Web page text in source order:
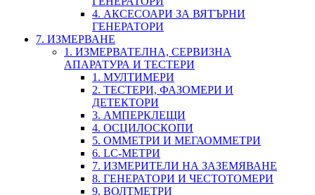
4. АКСЕСОАРИ ЗА ВЯТЪРНИ
ГЕНЕРАТОРИ
7. ИЗМЕРВАНЕ
1. ИЗМЕРВАТЕЛНА, СЕРВИЗНА
АПАРАТУРА И ТЕСТЕРИ
1. МУЛТИМЕРИ
2. ТЕСТЕРИ, ФАЗОМЕРИ И
ДЕТЕКТОРИ
3. АМПЕРКЛЕЩИ
4. ОСЦИЛОСКОПИ
5. ОММЕТРИ И МЕГАОММЕТРИ
6. LC-МЕТРИ
7. ИЗМЕРИТЕЛИ НА ЗАЗЕМЯВАНЕ
8. ГЕНЕРАТОРИ И ЧЕСТОТОМЕРИ
9. ВОЛТМЕТРИ